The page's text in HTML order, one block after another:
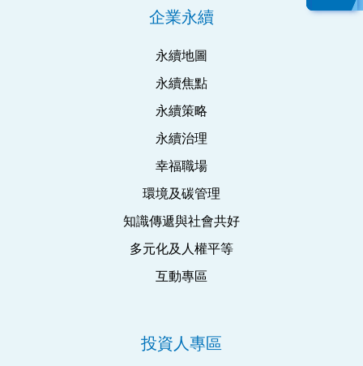
企業永續
永續地圖
永續焦點
永續策略
永續治理
幸福職場
環境及碳管理
知識傳遞與社會共好
多元化及人權平等
互動專區
投資人專區